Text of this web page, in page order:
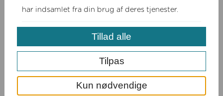
Forretningsbetingelser Cookie politik
Ret cookie-samtykke
har indsamlet fra din brug af deres tjenester.
Kun nødvendige
Tilpas
Tillad alle